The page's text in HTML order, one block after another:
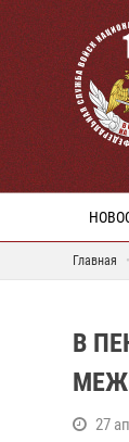
Главная
В
27